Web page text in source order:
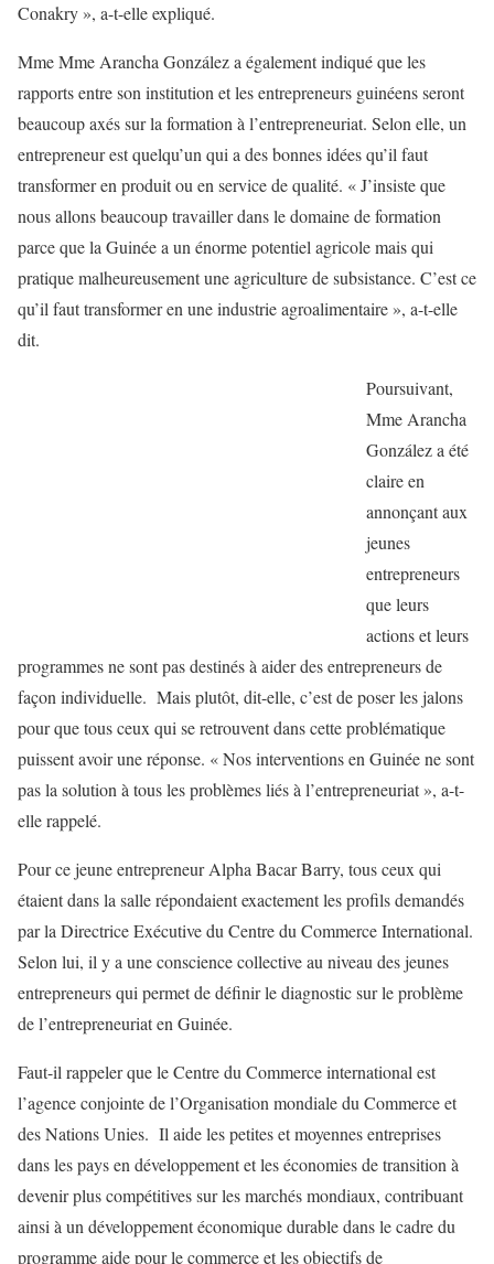
Conakry », a-t-elle expliqué.
Mme Mme Arancha González a également indiqué que les
rapports entre son institution et les entrepreneurs guinéens seront
beaucoup axés sur la formation à l’entrepreneuriat. Selon elle, un
entrepreneur est quelqu’un qui a des bonnes idées qu’il faut
transformer en produit ou en service de qualité. « J’insiste que
nous allons beaucoup travailler dans le domaine de formation
parce que la Guinée a un énorme potentiel agricole mais qui
pratique malheureusement une agriculture de subsistance. C’est ce
qu’il faut transformer en une industrie agroalimentaire », a-t-elle
dit.
Poursuivant,
Mme Arancha
González a été
claire en
annonçant aux
jeunes
entrepreneurs
que leurs
actions et leurs
programmes ne sont pas destinés à aider des entrepreneurs de
façon individuelle. Mais plutôt, dit-elle, c’est de poser les jalons
pour que tous ceux qui se retrouvent dans cette problématique
puissent avoir une réponse. « Nos interventions en Guinée ne sont
pas la solution à tous les problèmes liés à l’entrepreneuriat », a-t-
elle rappelé.
Pour ce jeune entrepreneur Alpha Bacar Barry, tous ceux qui
étaient dans la salle répondaient exactement les profils demandés
par la Directrice Exécutive du Centre du Commerce International.
Selon lui, il y a une conscience collective au niveau des jeunes
entrepreneurs qui permet de définir le diagnostic sur le problème
de l’entrepreneuriat en Guinée.
Faut-il rappeler que le Centre du Commerce international est
l’agence conjointe de l’Organisation mondiale du Commerce et
des Nations Unies. Il aide les petites et moyennes entreprises
dans les pays en développement et les économies de transition à
devenir plus compétitives sur les marchés mondiaux, contribuant
ainsi à un développement économique durable dans le cadre du
programme aide pour le commerce et les objectifs de